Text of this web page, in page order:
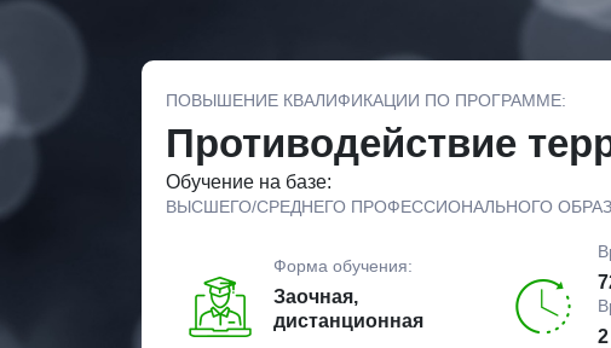
ПОВЫШЕНИЕ КВАЛИФИКАЦИИ ПО ПРОГРАММЕ:
Противодействие
Обучение на базе:
ВЫСШЕГО/СРЕДНЕГО ПРОФЕССИОНАЛЬНОГО
Форма обучения:
Заочная,
дистанционная